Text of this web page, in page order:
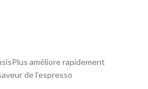
améliore rapidement
de l’espresso